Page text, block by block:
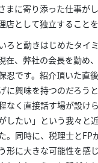
まに寄り添った仕事が
店として独立すること
ろと動きはじめたタイ
在、弊社の会長を勤め
忍です。紹介頂いた直
に興味を持つのだろう
なく直接話す場が設け
したい」という我々と
。同時に、税理士とFP
形に大きな可能性を感